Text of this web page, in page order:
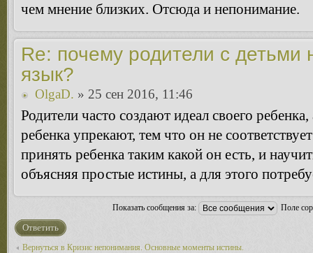
чем мнение близких. Отсюда и непонимание.
Re: почему родители с детьми
язык?
OlgaD. » 25 сен 2016, 11:46
Родители часто создают идеал своего
ребенка упрекают, тем что он не
принять ребенка таким какой он есть, и
объясняя простые истины, а для этого
Показать сообщения за: Поле
Ответить
Вернуться в Кризис непонимания. Основные моменты истины.